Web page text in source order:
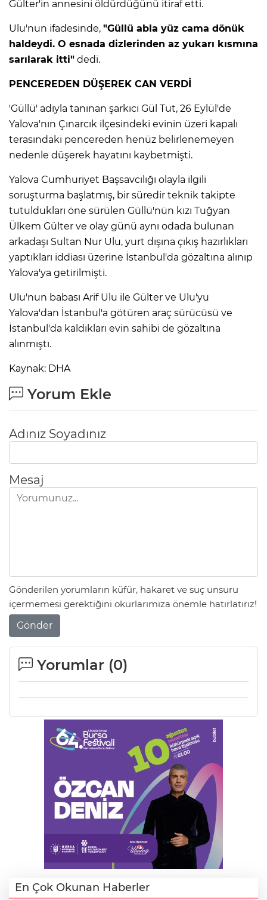
Gülter'in annesini öldürdüğünü itiraf etti.
Ulu'nun ifadesinde, "Güllü abla yüz cama dönük
haldeydi. O esnada dizlerinden az yukarı kısmına
sarılarak itti" dedi.
PENCEREDEN DÜŞEREK CAN VERDİ
'Güllü' adıyla tanınan şarkıcı Gül Tut, 26 Eylül'de
Yalova'nın Çınarcık ilçesindeki evinin üzeri kapalı
terasındaki pencereden henüz belirlenemeyen
nedenle düşerek hayatını kaybetmişti.
Yalova Cumhuriyet Başsavcılığı olayla ilgili
soruşturma başlatmış, bir süredir teknik takipte
tutuldukları öne sürülen Güllü'nün kızı Tuğyan
Ülkem Gülter ve olay günü aynı odada bulunan
arkadaşı Sultan Nur Ulu, yurt dışına çıkış hazırlıkları
yaptıkları iddiası üzerine İstanbul'da gözaltına alınıp
Yalova'ya getirilmişti.
Ulu'nun babası Arif Ulu ile Gülter ve Ulu'yu
Yalova'dan İstanbul'a götüren araç sürücüsü ve
İstanbul'da kaldıkları evin sahibi de gözaltına
alınmıştı.
Kaynak: DHA
Yorum Ekle
Adınız Soyadınız
Mesaj
Gönderilen yorumların küfür, hakaret ve suç unsuru
içermemesi gerektiğini okurlarımıza önemle hatırlatırız!
Gönder
Yorumlar (0)
En Çok Okunan Haberler